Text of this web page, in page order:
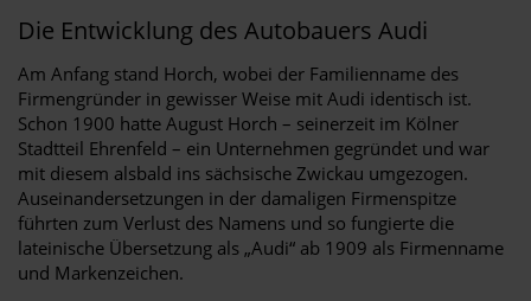
Die Entwicklung des Autobauers Audi
Am Anfang stand Horch, wobei der Familienname des
Firmengründer in gewisser Weise mit Audi identisch ist.
Schon 1900 hatte August Horch – seinerzeit im Kölner
Stadtteil Ehrenfeld – ein Unternehmen gegründet und war
mit diesem alsbald ins sächsische Zwickau umgezogen.
Auseinandersetzungen in der damaligen Firmenspitze
führten zum Verlust des Namens und so fungierte die
lateinische Übersetzung als „Audi“ ab 1909 als Firmenname
und Markenzeichen.